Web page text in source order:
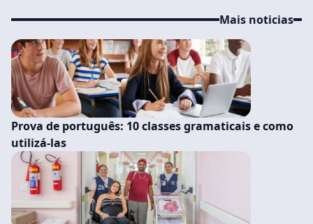
Mais noticias
Prova de português: 10 classes gramaticais e como
utilizá-las